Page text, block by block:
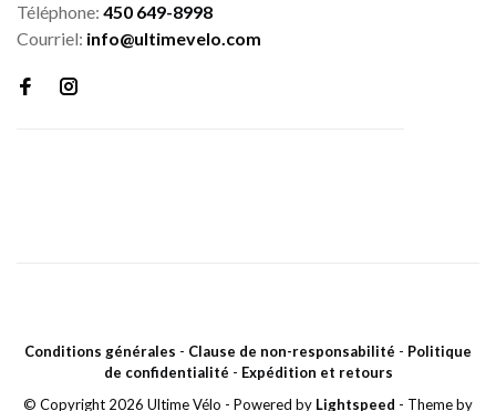
Téléphone: 450 649-8998
Courriel: info@ultimevelo.com
Conditions générales - Clause de non-responsabilité - Politique
de confidentialité - Expédition et retours
© Copyright 2026 Ultime Vélo - Powered by Lightspeed - Theme by